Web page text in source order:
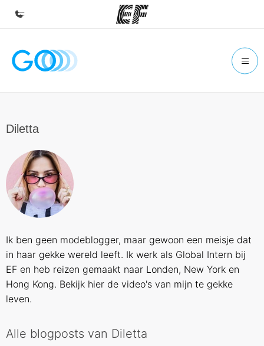
Home
Vind een kantoor
Over ons
Wie wij zijn
Kom bij ons team
Diletta
Ik ben geen modeblogger, maar gewoon een meisje dat
in haar gekke wereld leeft. Ik werk als Global Intern bij
EF en heb reizen gemaakt naar Londen, New York en
Hong Kong. Bekijk hier de video's van mijn te gekke
leven.
Alle blogposts van Diletta